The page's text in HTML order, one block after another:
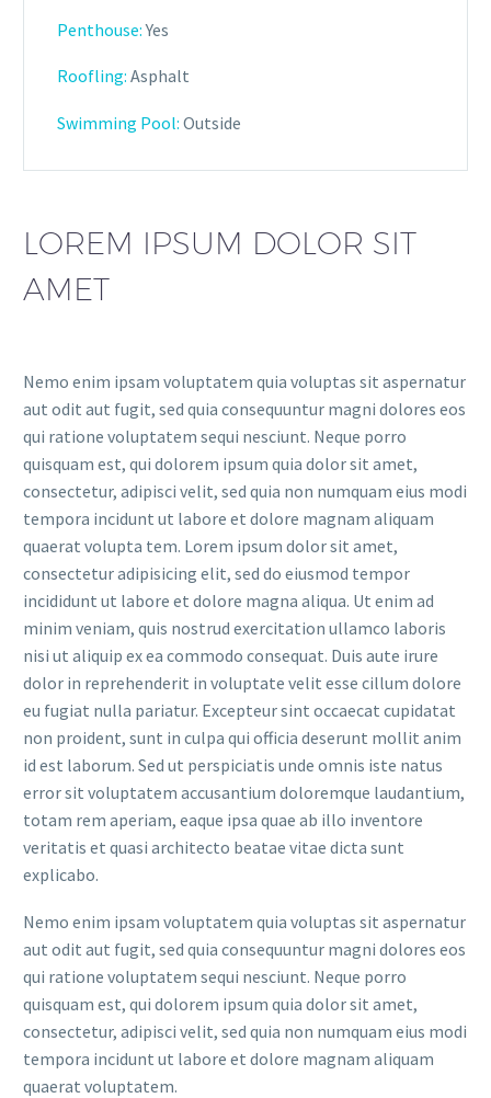
Penthouse:Yes
Roofling: Asphalt
Swimming Pool: Outside
LOREM IPSUM DOLOR SIT
AMET
Nemo enim ipsam voluptatem quia voluptas sit aspernatur
aut odit aut fugit, sed quia consequuntur magni dolores eos
qui ratione voluptatem sequi nesciunt. Neque porro
quisquam est, qui dolorem ipsum quia dolor sit amet,
consectetur, adipisci velit, sed quia non numquam eius modi
tempora incidunt ut labore et dolore magnam aliquam
quaerat volupta tem. Lorem ipsum dolor sit amet,
consectetur adipisicing elit, sed do eiusmod tempor
incididunt ut labore et dolore magna aliqua. Ut enim ad
minim veniam, quis nostrud exercitation ullamco laboris
nisi ut aliquip ex ea commodo consequat. Duis aute irure
dolor in reprehenderit in voluptate velit esse cillum dolore
eu fugiat nulla pariatur. Excepteur sint occaecat cupidatat
non proident, sunt in culpa qui officia deserunt mollit anim
id est laborum. Sed ut perspiciatis unde omnis iste natus
error sit voluptatem accusantium doloremque laudantium,
totam rem aperiam, eaque ipsa quae ab illo inventore
veritatis et quasi architecto beatae vitae dicta sunt
explicabo.
Nemo enim ipsam voluptatem quia voluptas sit aspernatur
aut odit aut fugit, sed quia consequuntur magni dolores eos
qui ratione voluptatem sequi nesciunt. Neque porro
quisquam est, qui dolorem ipsum quia dolor sit amet,
consectetur, adipisci velit, sed quia non numquam eius modi
tempora incidunt ut labore et dolore magnam aliquam
quaerat voluptatem.